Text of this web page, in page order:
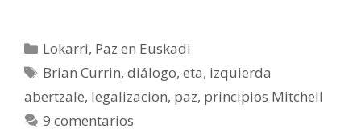
Categorías
Lokarri, Paz en Euskadi
Etiquetas
Brian Currin,diálogo,eta, izquierda
abertzale, legalizacion, paz, principios Mitchell
9 comentarios